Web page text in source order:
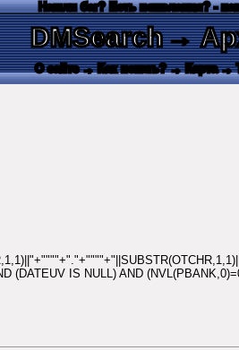
Нашли баг? Есть пожелания? -
DMSearch→
О сайте → Как искать? → Карта →
(DATEUV IS NULL) AND